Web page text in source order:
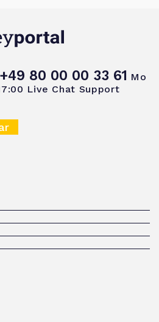
+49 80 00 00 33 61 Mo
Live Chat Support